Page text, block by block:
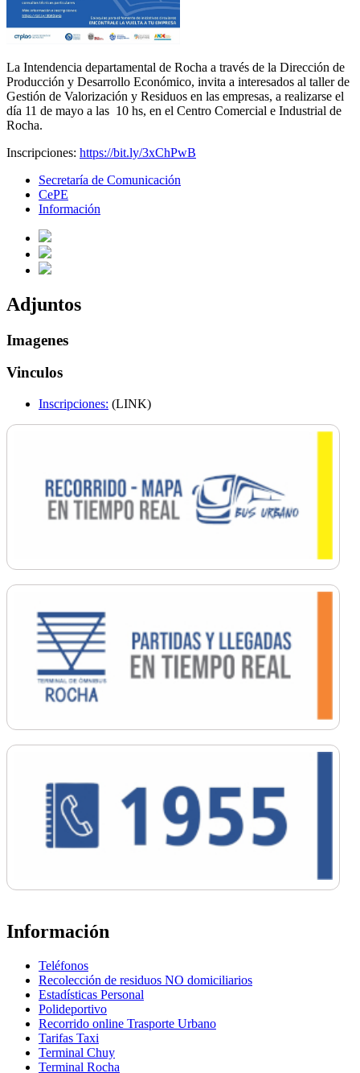
La Intendencia departamental de Rocha a través de la Dirección de
Producción y Desarrollo Económico, invita a interesados al taller de
Gestión de Valorización y Residuos en las empresas, a realizarse el
día 11 de mayo a las 10 hs, en el Centro Comercial e Industrial de
Rocha.
Inscripciones: https://bit.ly/3xChPwB
Secretaría de Comunicación
CePE
Información
Adjuntos
Imagenes
Vinculos
Inscripciones: (LINK)
Información
Teléfonos
Recolección de residuos NO domiciliarios
Estadísticas Personal
Polideportivo
Recorrido online Trasporte Urbano
Tarifas Taxi
Terminal Chuy
Terminal Rocha